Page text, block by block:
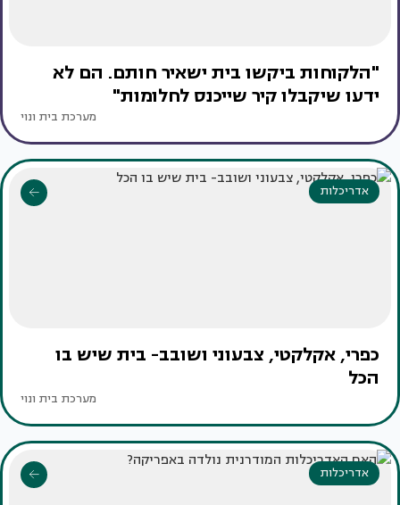
"הלקוחות ביקשו בית ישאיר חותם. הם לא
ידעו שיקבלו קיר שייכנס לחלומות"
מערכת בית ונוי
אדריכלות
כפרי, אקלקטי, צבעוני ושובב- בית שיש בו
הכל
מערכת בית ונוי
אדריכלות